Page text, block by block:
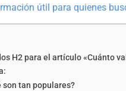
útil para quienes
H2 para el artículo «Cuánto
son tan populares?